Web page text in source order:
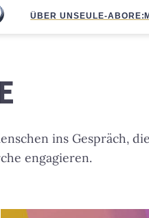
ÜBER UNS EULE-ABO
ins Gespräch,
engagieren.